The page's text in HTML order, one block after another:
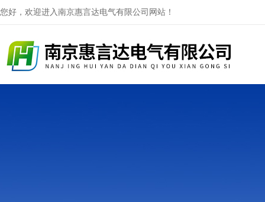
您好，欢迎进入南京惠言达电气有限公司网站！